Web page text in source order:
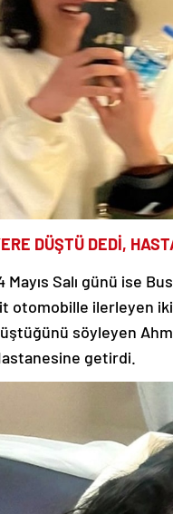
DÜŞTÜ DEDİ,
Mayıs Salı günü ise
otomobille ilerleyen ikili
söyleyen
getirdi.